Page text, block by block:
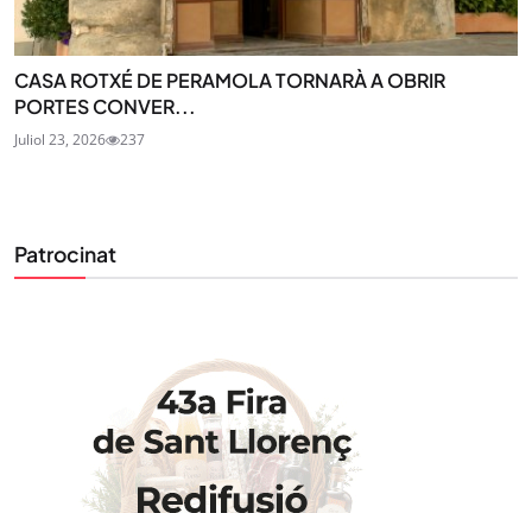
CASA ROTXÉ DE PERAMOLA TORNARÀ A OBRIR
PORTES CONVER...
Juliol 23, 2026 237
Patrocinat
STAY UPDATED
Uneix-te al nostre butlletí